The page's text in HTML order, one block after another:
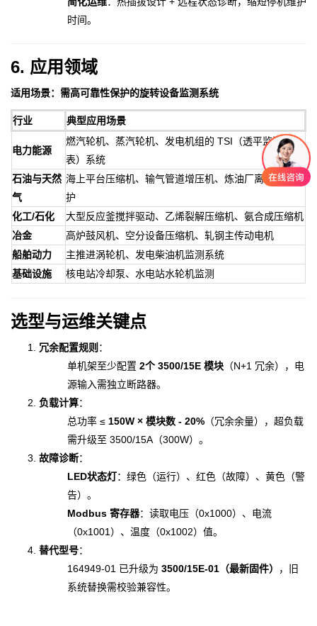
时间。
6. 应用领域
适用场景：需高可靠性保护的旋转设备监测系统
行业 典型应用场景
电力能源
燃汽轮机、蒸汽轮机、发电机组的 TSI（透平监测仪
表）系统
石油与天然
气
海上平台压缩机、输气管道增压机、炼油厂离心机组保
护
化工/石化
大型反应釜搅拌驱动、乙烯裂解压缩机、氨合成压缩机
冶金
高炉鼓风机、空分设备压缩机、轧钢主传动电机
船舶动力
主推进涡轮机、发电柴油机监测系统
基础设施
核电站冷却泵、水电站水轮机监测
选型与运维关键点
冗余配置规则 ：
单机架至少配置 2个 3500/15E 模块 （N+1 冗余），电
源输入需独立断路器。
负载计算：
总功率 ≤ 150W × 模块数 - 20% （冗余余量），超负载
需升级至 3500/15A（300W）。
故障诊断：
LED状态灯：绿色（运行）、红色（故障）、黄色（警
告）。
Modbus 寄存器：读取电压（0x1000）、电流
（0x1001）、温度（0x1002）值。
替代型号：
164949-01 已升级为 3500/15E-01（最新固件）
，旧
系统替换需校验兼容性。